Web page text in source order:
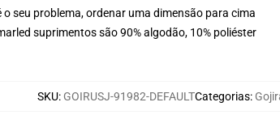
seu problema, ordenar uma dimensão para cima
suprimentos são 90% algodão, 10% poliéster
SKU: GOIRUSJ-91982-DEFAULTCategorias: